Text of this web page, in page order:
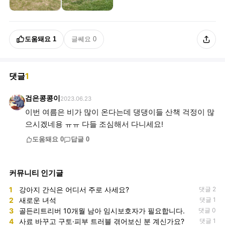
도움돼요 1 글쎄요 0
댓글1
검은콩콩이 2023.06.23
이번 여름은 비가 많이 온다는데 댕댕이들 산책 걱정이 많
으시겠네용 ㅠㅠ 다들 조심해서 다니세요!
도움돼요 0 답글 0
커뮤니티 인기글
1 강아지 간식은 어디서 주로 사세요? 댓글 2
2 새로운 녀석 댓글 1
3 골든리트리버 10개월 남아 임시보호자가 필요합니다. 댓글 0
4 사료 바꾸고 구토·피부 트러블 겪어보신 분 계신가요? 댓글 1